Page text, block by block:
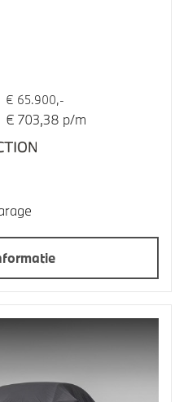
€ 65.900,-
€ 703,38 p/m